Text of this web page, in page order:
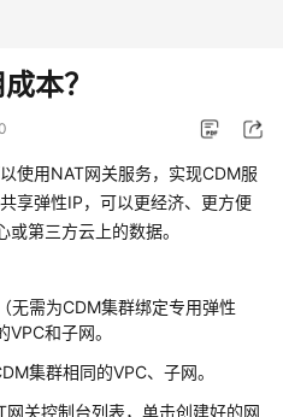
本？
使用NAT网关服务，实现CDM服
共享弹性IP，可以更经济、更方便
第三方云上的数据。
无需为CDM集群绑定专用弹性
和子网。
集群相同的VPC、子网。
关控制台列表，单击创建好的网